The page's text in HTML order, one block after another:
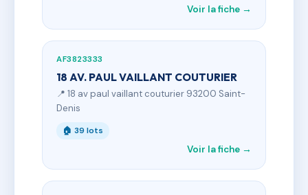
Voir la fiche →
AF3823333
18 AV. PAUL VAILLANT COUTURIER
📍 18 av paul vaillant couturier 93200 Saint-
Denis
🏠 39 lots
Voir la fiche →